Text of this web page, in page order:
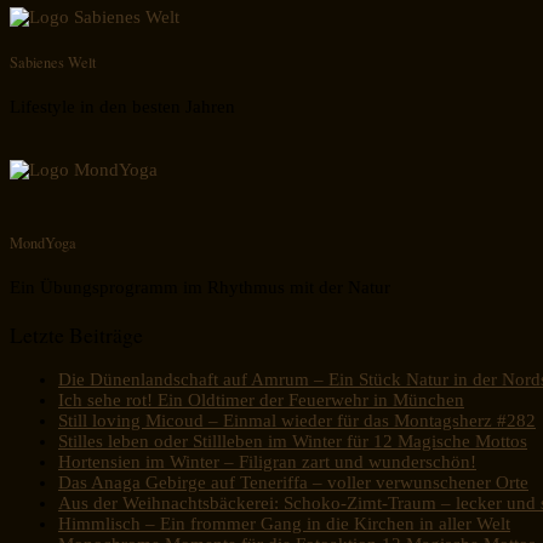
Sabienes Welt
MondYoga
Die Dünenlandschaft auf Amrum – Ein Stück Natur in der
Ich sehe rot! Ein Oldtimer der Feuerwehr in München
Still loving Micoud – Einmal wieder für das Montagsherz #282
Stilles leben oder Stillleben im Winter für 12 Magische Mottos
Hortensien im Winter – Filigran zart und wunderschön!
Das Anaga Gebirge auf Teneriffa – voller verwunschener Orte
Aus der Weihnachtsbäckerei: Schoko-Zimt-Traum – lecker und
Himmlisch – Ein frommer Gang in die Kirchen in aller Welt